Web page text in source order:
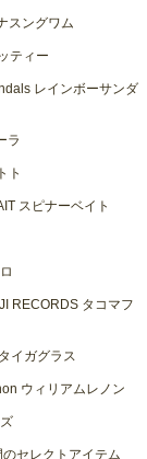
スングワム
ティー
レインボーサンダ
ラ
ト
スピナーベイト
RECORDS タコマフ
イガグラス
ウィリアムレノン
セレクトアイテム